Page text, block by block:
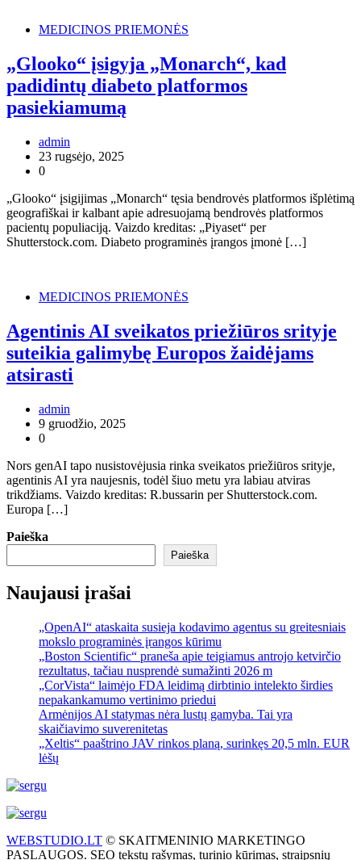
MEDICINOS PRIEMONĖS
„Glooko“ įsigyja „Monarch“, kad
padidintų diabeto platformos
pasiekiamumą
admin
23 rugsėjo, 2025
0
„Glooko“ įsigijimas „Monarch“ tęsia bendrovės platformos išplėtimą
geografiškai ir kalbant apie adresuojamą bendrovės platformos
pacientų populiaciją. Vaizdo kreditas: „Piyaset“ per
Shutterstock.com. Diabeto programinės įrangos įmonė […]
MEDICINOS PRIEMONĖS
Agentinis AI sveikatos priežiūros srityje
suteikia galimybę Europos žaidėjams
atsirasti
admin
9 gruodžio, 2025
0
Nors genAI tapo nusistovėjusia rinka sveikatos priežiūros srityje,
agentinis AI yra naujesnis, todėl šiuo metu yra labiau atviras
trikdžiams. Vaizdo kreditas: R.bussarin per Shutterstock.com.
Europa […]
Paieška
Paieška
Naujausi įrašai
„OpenAI“ ataskaita susieja kodavimo agentus su greitesniais
mokslo programinės įrangos kūrimu
„Boston Scientific“ praneša apie teigiamus antrojo ketvirčio
rezultatus, tačiau nusprendė sumažinti 2026 m
„CorVista“ laimėjo FDA leidimą dirbtinio intelekto širdies
nepakankamumo vertinimo priedui
Armėnijos AI statymas nėra lustų gamyba. Tai yra
skaičiavimo suverenitetas
„Xeltis“ paaštrino JAV rinkos planą, surinkęs 20,5 mln. EUR
lėšų
WEBSTUDIO.LT © SKAITMENINIO MARKETINGO
PASLAUGOS. SEO tekstų rašymas, turinio kūrimas, straipsnių